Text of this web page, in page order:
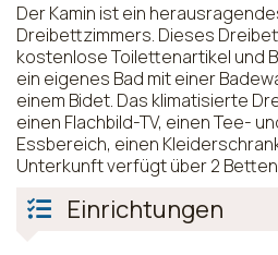
Der Kamin ist ein
Dreibettzimmers. Dieses
kostenlose Toilettenartikel und
ein eigenes Bad mit einer
einem Bidet. Das klimatisierte
einen Flachbild-TV, einen Tee-
Essbereich, einen
Unterkunft verfügt über 2
Einrichtungen